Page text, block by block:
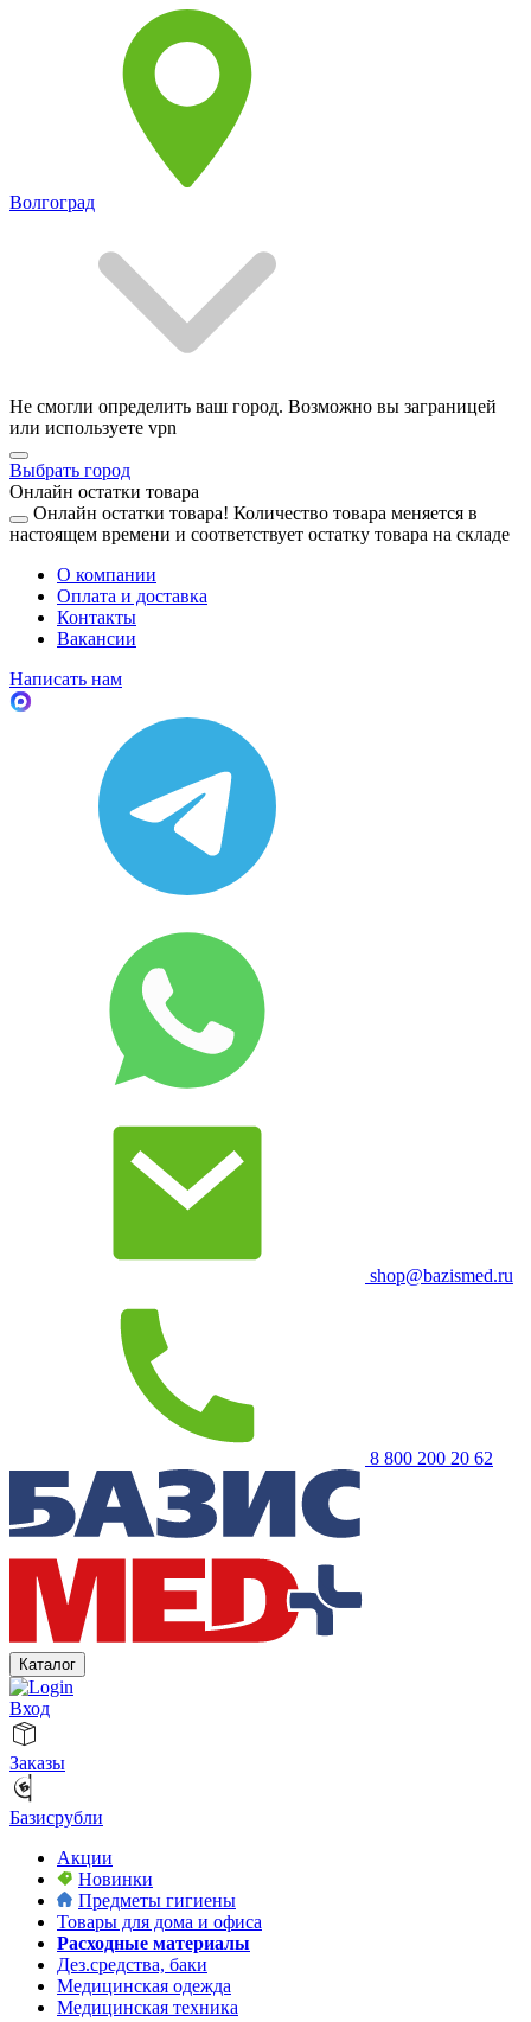
Волгоград
Не смогли определить ваш город. Возможно вы заграницей
или используете vpn
Выбрать город
Онлайн остатки товара
Онлайн остатки товара! Количество товара меняется в
настоящем времени и соответствует остатку товара на складе
О компании
Оплата и доставка
Контакты
Вакансии
Написать нам
shop@bazismed.ru
8 800 200 20 62
Каталог
Вход
Заказы
Базисрубли
Акции
Новинки
Предметы гигиены
Товары для дома и офиса
Расходные материалы
Дез.средства, баки
Медицинская одежда
Медицинская техника